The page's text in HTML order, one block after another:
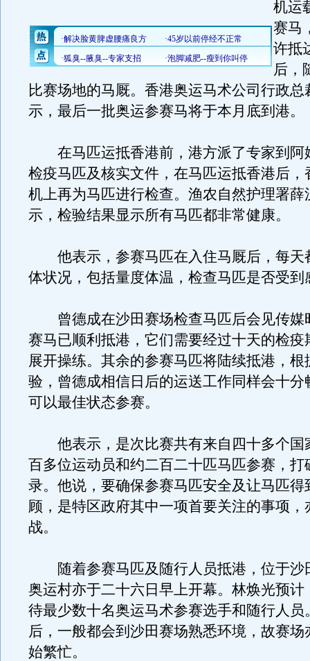
机运
赛马
许抵
后，
比赛场地的马厩。香港奥运马术公司行政总
示，最后一批奥运参赛马将于本月底到港。
在马匹运抵香港前，港方派了专家到阿
检疫马匹及核实文件，在马匹运抵香港后，
机上再为马匹进行检查。渔农自然护理署薛
示，检验结果显示所有马匹都非常健康。
他表示，参赛马匹在入住马厩后，每天
体状况，包括量度体温，检查马匹是否受到
曾德成在沙田赛场检查马匹后会见传媒
赛马已顺利抵港，它们需要经过十天的检疫
展开操练。其余的参赛马匹将陆续抵港，根
验，曾德成相信日后的运送工作同样会十分
可以最佳状态参赛。
他表示，是次比赛共有来自四十多个国
百多位运动员和约二百二十匹马匹参赛，打
录。他说，要确保参赛马匹安全及让马匹得
顾，是特区政府其中一项首要关注的事项，
战。
随着参赛马匹及随行人员抵港，位于沙
奥运村亦于二十六日早上开幕。林焕光预计
待最少数十名奥运马术参赛选手和随行人员
后，一般都会到沙田赛场熟悉环境，故赛场
始繁忙。